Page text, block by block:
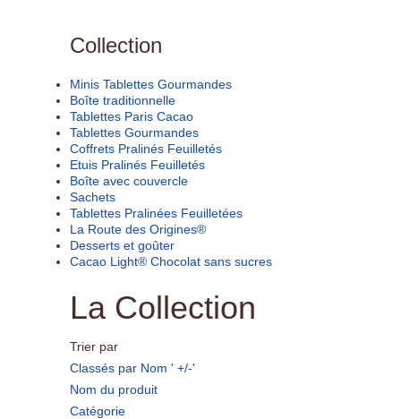
Collection
Minis Tablettes Gourmandes
Boîte traditionnelle
Tablettes Paris Cacao
Tablettes Gourmandes
Coffrets Pralinés Feuilletés
Etuis Pralinés Feuilletés
Boîte avec couvercle
Sachets
Tablettes Pralinées Feuilletées
La Route des Origines®
Desserts et goûter
Cacao Light® Chocolat sans sucres
La Collection
Trier par
Classés par Nom ' +/-'
Nom du produit
Catégorie